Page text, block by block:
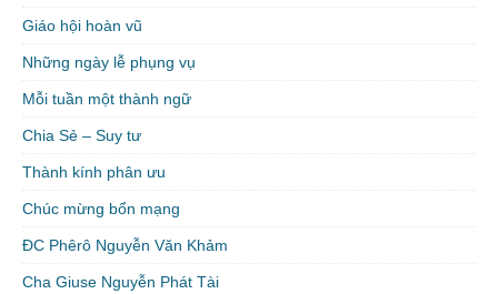
Giáo hội hoàn vũ
Những ngày lễ phụng vụ
Mỗi tuần một thành ngữ
Chia Sẻ – Suy tư
Thành kính phân ưu
Chúc mừng bổn mạng
ĐC Phêrô Nguyễn Văn Khảm
Cha Giuse Nguyễn Phát Tài